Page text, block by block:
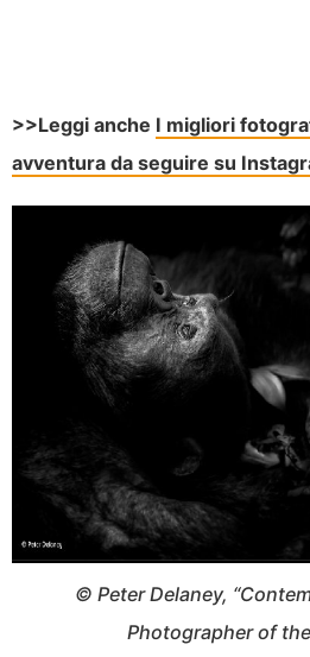
>>Leggi anche I migliori
avventura da seguire su
© Peter Delaney,
Photographer of